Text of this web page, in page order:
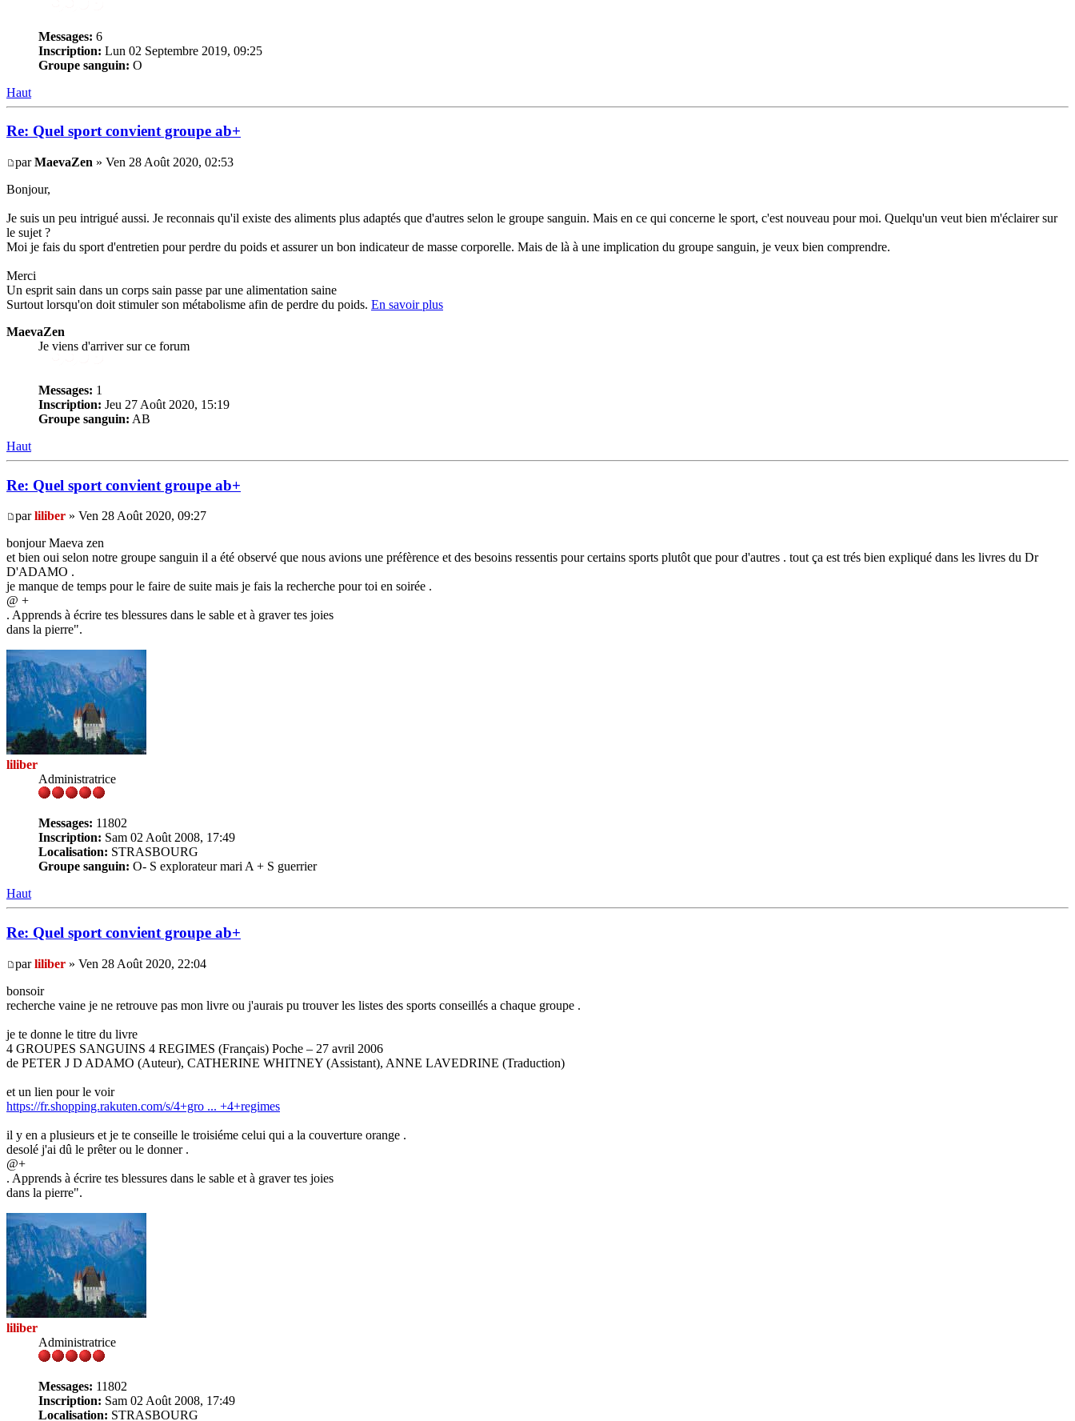
Messages: 6
Inscription: Lun 02 Septembre 2019, 09:25
Groupe sanguin: O
Haut
Re: Quel sport convient groupe ab+
parMaevaZen » Ven 28 Août 2020, 02:53
Bonjour,
Je suis un peu intrigué aussi. Je reconnais qu'il existe des aliments plus adaptés que d'autres selon le groupe sanguin. Mais en ce qui concerne le sport, c'est nouveau pour moi. Quelqu'un veut bien m'éclairer sur
le sujet ?
Moi je fais du sport d'entretien pour perdre du poids et assurer un bon indicateur de masse corporelle. Mais de là à une implication du groupe sanguin, je veux bien comprendre.
Merci
Un esprit sain dans un corps sain passe par une alimentation saine
Surtout lorsqu'on doit stimuler son métabolisme afin de perdre du poids. En savoir plus
MaevaZen
Je viens d'arriver sur ce forum
Messages: 1
Inscription: Jeu 27 Août 2020, 15:19
Groupe sanguin: AB
Haut
Re: Quel sport convient groupe ab+
parliliber » Ven 28 Août 2020, 09:27
bonjour Maeva zen
et bien oui selon notre groupe sanguin il a été observé que nous avions une préfèrence et des besoins ressentis pour certains sports plutôt que pour d'autres . tout ça est trés bien expliqué dans les livres du Dr
D'ADAMO .
je manque de temps pour le faire de suite mais je fais la recherche pour toi en soirée .
@ +
. Apprends à écrire tes blessures dans le sable et à graver tes joies
dans la pierre".
liliber
Administratrice
Messages: 11802
Inscription: Sam 02 Août 2008, 17:49
Localisation: STRASBOURG
Groupe sanguin: O- S explorateur mari A + S guerrier
Haut
Re: Quel sport convient groupe ab+
parliliber » Ven 28 Août 2020, 22:04
bonsoir
recherche vaine je ne retrouve pas mon livre ou j'aurais pu trouver les listes des sports conseillés a chaque groupe .
je te donne le titre du livre
4 GROUPES SANGUINS 4 REGIMES (Français) Poche – 27 avril 2006
de PETER J D ADAMO (Auteur), CATHERINE WHITNEY (Assistant), ANNE LAVEDRINE (Traduction)
et un lien pour le voir
https://fr.shopping.rakuten.com/s/4+gro ... +4+regimes
il y en a plusieurs et je te conseille le troisiéme celui qui a la couverture orange .
desolé j'ai dû le prêter ou le donner .
@+
. Apprends à écrire tes blessures dans le sable et à graver tes joies
dans la pierre".
liliber
Administratrice
Messages: 11802
Inscription: Sam 02 Août 2008, 17:49
Localisation: STRASBOURG